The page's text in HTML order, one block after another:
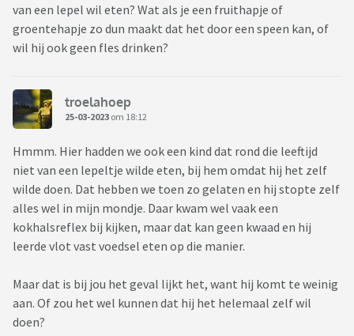
van een lepel wil eten? Wat als je een fruithapje of
groentehapje zo dun maakt dat het door een speen kan, of
wil hij ook geen fles drinken?
troelahoep
25-03-2023 om 18:12
Hmmm. Hier hadden we ook een kind dat rond die leeftijd
niet van een lepeltje wilde eten, bij hem omdat hij het zelf
wilde doen. Dat hebben we toen zo gelaten en hij stopte zelf
alles wel in mijn mondje. Daar kwam wel vaak een
kokhalsreflex bij kijken, maar dat kan geen kwaad en hij
leerde vlot vast voedsel eten op die manier.
Maar dat is bij jou het geval lijkt het, want hij komt te weinig
aan. Of zou het wel kunnen dat hij het helemaal zelf wil
doen?